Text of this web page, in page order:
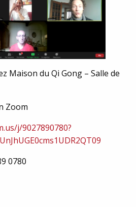
Maison du Qi Gong – Salle de
Zoom
j/9027890780?
0780